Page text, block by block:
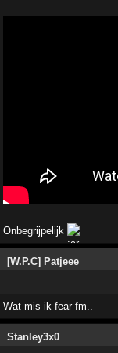
Onbegrijpelijk
[W.P.C] Patjeee
Wat mis ik fear fm..
Stanley3x0